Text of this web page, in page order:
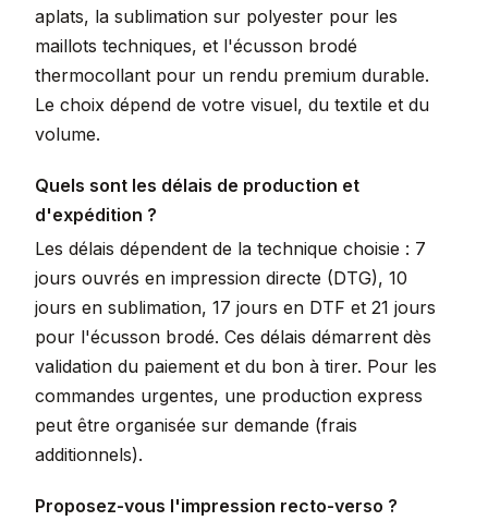
aplats, la sublimation sur polyester pour les
maillots techniques, et l'écusson brodé
thermocollant pour un rendu premium durable.
Le choix dépend de votre visuel, du textile et du
volume.
Quels sont les délais de production et
d'expédition ?
Les délais dépendent de la technique choisie : 7
jours ouvrés en impression directe (DTG), 10
jours en sublimation, 17 jours en DTF et 21 jours
pour l'écusson brodé. Ces délais démarrent dès
validation du paiement et du bon à tirer. Pour les
commandes urgentes, une production express
peut être organisée sur demande (frais
additionnels).
Proposez-vous l'impression recto-verso ?